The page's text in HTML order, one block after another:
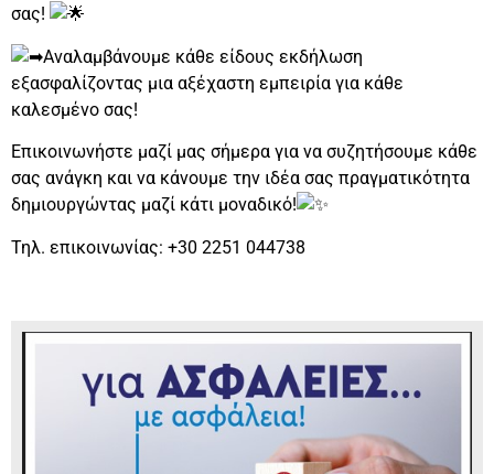
σας!
Αναλαμβάνουμε κάθε είδους εκδήλωση
εξασφαλίζοντας μια αξέχαστη εμπειρία για κάθε
καλεσμένο σας!
Επικοινωνήστε μαζί μας σήμερα για να συζητήσουμε κάθε
σας ανάγκη και να κάνουμε την ιδέα σας πραγματικότητα
δημιουργώντας μαζί κάτι μοναδικό!
Τηλ. επικοινωνίας: +30 2251 044738